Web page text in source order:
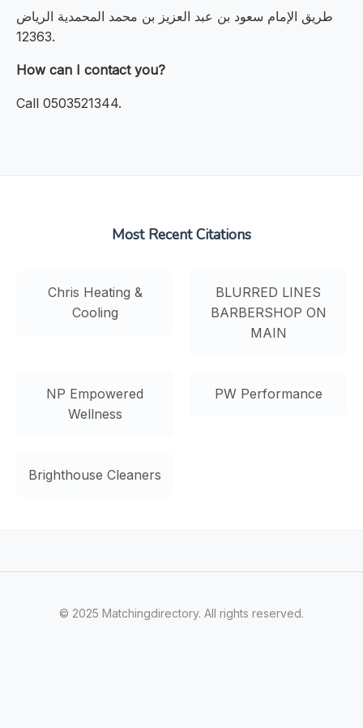
طريق الإمام سعود بن عبد العزيز بن محمد المحمدية الرياض
12363.
How can I contact you?
Call 0503521344.
Most Recent Citations
Chris Heating &
Cooling
BLURRED LINES
BARBERSHOP ON
MAIN
NP Empowered
Wellness
PW Performance
Brighthouse Cleaners
© 2025 Matchingdirectory. All rights reserved.